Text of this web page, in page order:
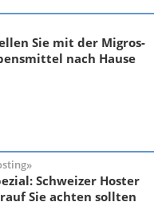
Sie mit der Migros-
nach Hause
Schweizer Hoster
Sie achten sollten